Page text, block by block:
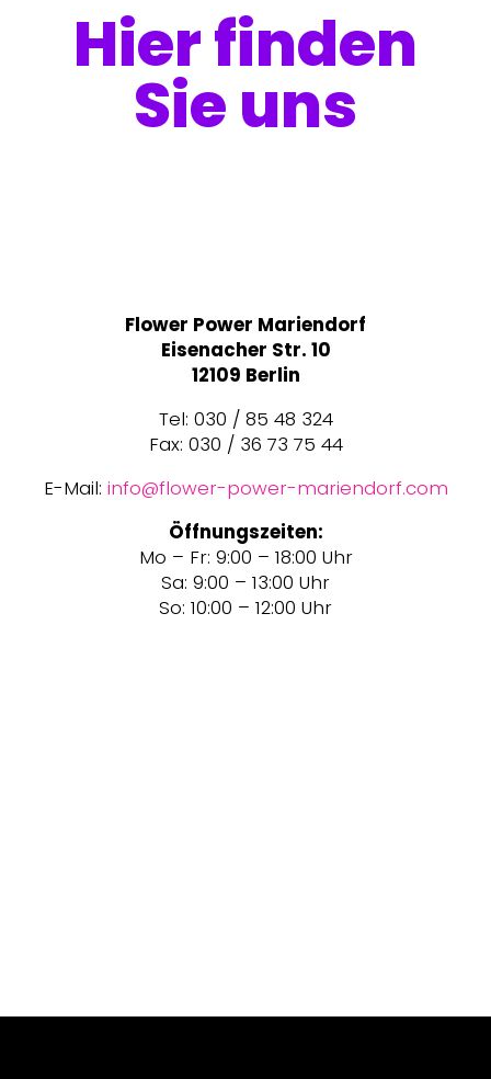
Hier finden
Sie uns
Flower Power Mariendorf
Eisenacher Str. 10
12109 Berlin
Tel: 030 / 85 48 324
Fax: 030 / 36 73 75 44
E-Mail: info@flower-power-mariendorf.com
Öffnungszeiten:
Mo – Fr: 9:00 – 18:00 Uhr
Sa: 9:00 – 13:00 Uhr
So: 10:00 – 12:00 Uhr